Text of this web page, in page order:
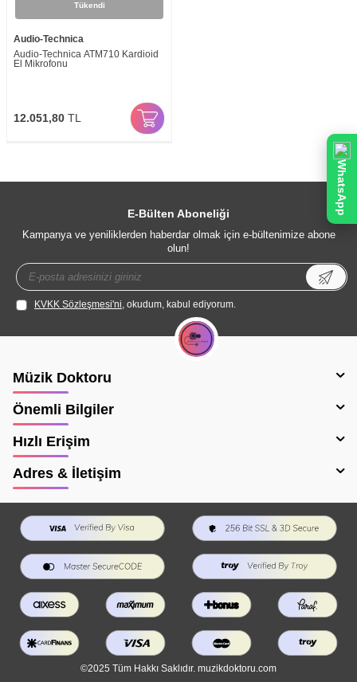
Tükendi
Audio-Technica
Audio-Technica ATM710 Kardioid
El Mikrofonu
12.051,80 TL
E-Bülten Aboneliği
Kampanya ve yeniliklerden haberdar olmak için e-bültenimize abone
olun!
KVKK Sözleşmesi'ni, okudum, kabul ediyorum.
Müzik Doktoru
Önemli Bilgiler
Hızlı Erişim
Adres & İletişim
©2025 Tüm Hakkı Saklıdır. muzikdoktoru.com
WhatsApp